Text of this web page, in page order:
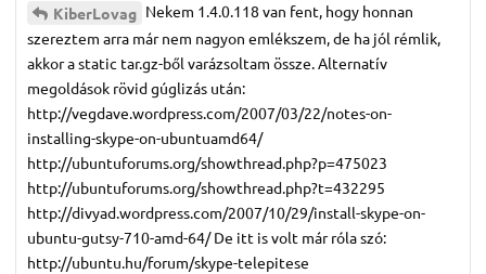
KiberLovag Nekem 1.4.0.118 van fent, hogy honnan
szereztem arra már nem nagyon emlékszem, de ha jól rémlik,
akkor a static tar.gz-ből varázsoltam össze. Alternatív
megoldások rövid gúglizás után:
http://vegdave.wordpress.com/2007/03/22/notes-on-
installing-skype-on-ubuntuamd64/
http://ubuntuforums.org/showthread.php?p=475023
http://ubuntuforums.org/showthread.php?t=432295
http://divyad.wordpress.com/2007/10/29/install-skype-on-
ubuntu-gutsy-710-amd-64/ De itt is volt már róla szó:
http://ubuntu.hu/forum/skype-telepitese